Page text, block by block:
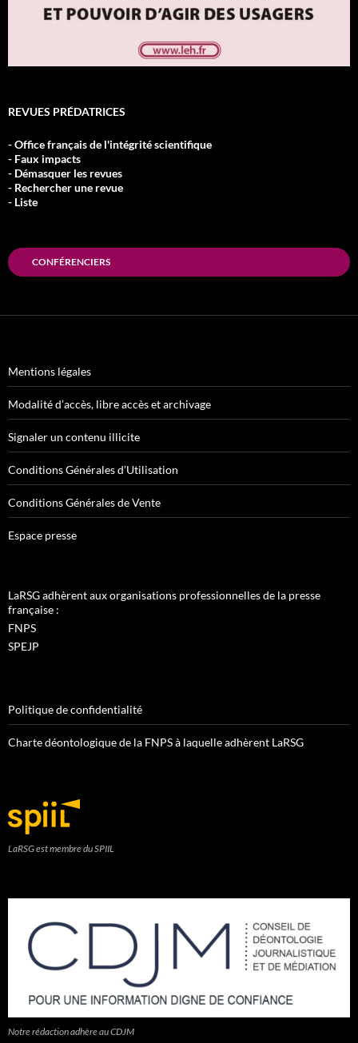
REVUES PRÉDATRICES
- Office français de l'intégrité scientifique
- Faux impacts
- Démasquer les revues
- Rechercher une revue
- Liste
CONFÉRENCIERS
Mentions légales
Modalité d’accès, libre accès et archivage
Signaler un contenu illicite
Conditions Générales d’Utilisation
Conditions Générales de Vente
Espace presse
LaRSG adhèrent aux organisations professionnelles de la presse
française :
FNPS
SPEJP
Politique de confidentialité
Charte déontologique de la FNPS à laquelle adhèrent LaRSG
LaRSG est membre du SPIIL
Notre rédaction adhère au CDJM